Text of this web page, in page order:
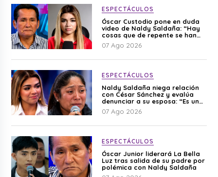
ESPECTÁCULOS
Óscar Custodio pone en duda
video de Naldy Saldaña: “Hay
cosas que de repente se han
editado”
07 Ago 2026
ESPECTÁCULOS
Naldy Saldaña niega relación
con César Sánchez y evalúa
denunciar a su esposa: “Es una
difamación”
07 Ago 2026
ESPECTÁCULOS
Óscar Junior liderará La Bella
Luz tras salida de su padre por
polémica con Naldy Saldaña